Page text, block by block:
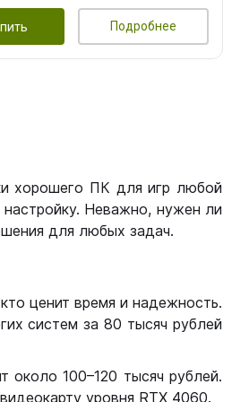
Подробнее
хорошего ПК для игр любой
Неважно, нужен ли
для любых задач.
ценит время и надежность.
систем за 80 тысяч рублей
около 100–120 тысяч рублей.
уровня RTX 4060.